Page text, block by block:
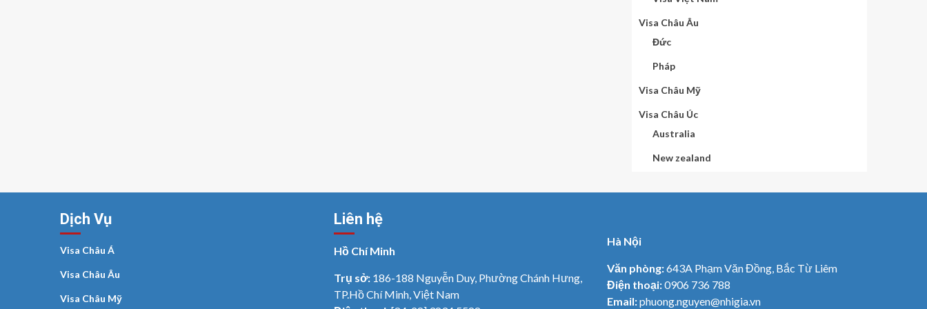
Visa Châu Âu
Đức
Pháp
Visa Châu Mỹ
Visa Châu Úc
Australia
New zealand
Dịch Vụ
Visa Châu Á
Visa Châu Âu
Visa Châu Mỹ
Liên hệ
Hồ Chí Minh
Trụ sở: 186-188 Nguyễn Duy, Phường Chánh Hưng,
TP.Hồ Chí Minh, Việt Nam
Hà Nội
Văn phòng:643A Phạm Văn Đồng, Bắc Từ Liêm
Điện thoại:0906 736 788
Email:phuong.nguyen@nhigia.vn